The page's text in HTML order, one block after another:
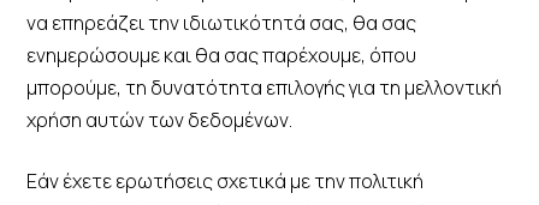
να επηρεάζει την ιδιωτικότητά σας, θα σας
ενημερώσουμε και θα σας παρέχουμε, όπου
μπορούμε, τη δυνατότητα επιλογής για τη μελλοντική
χρήση αυτών των δεδομένων.
Εάν έχετε ερωτήσεις σχετικά με την πολιτική